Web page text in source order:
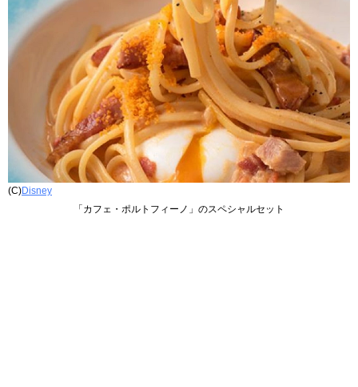
(C)Disney
「カフェ・ポルトフィーノ」のスペシャルセット